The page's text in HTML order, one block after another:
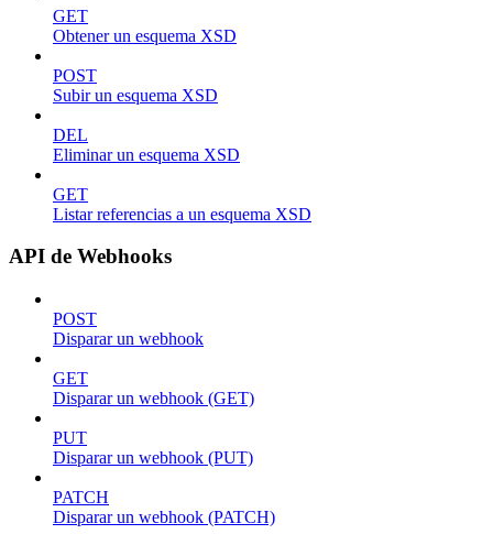
GET
Obtener un esquema XSD
POST
Subir un esquema XSD
DEL
Eliminar un esquema XSD
GET
Listar referencias a un esquema XSD
API de Webhooks
POST
Disparar un webhook
GET
Disparar un webhook (GET)
PUT
Disparar un webhook (PUT)
PATCH
Disparar un webhook (PATCH)